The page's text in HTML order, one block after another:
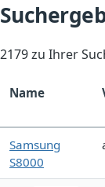
2179 zu Ihrer
Name
Samsung
S8000